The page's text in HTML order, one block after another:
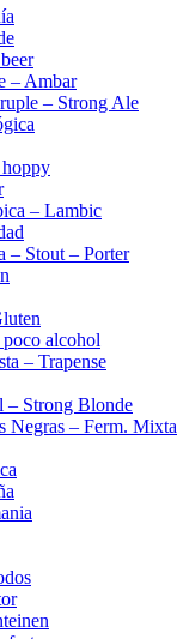
– Ambar
– Strong Ale
– Lambic
– Stout – Porter
alcohol
– Trapense
– Strong Blonde
Negras – Ferm. Mixta